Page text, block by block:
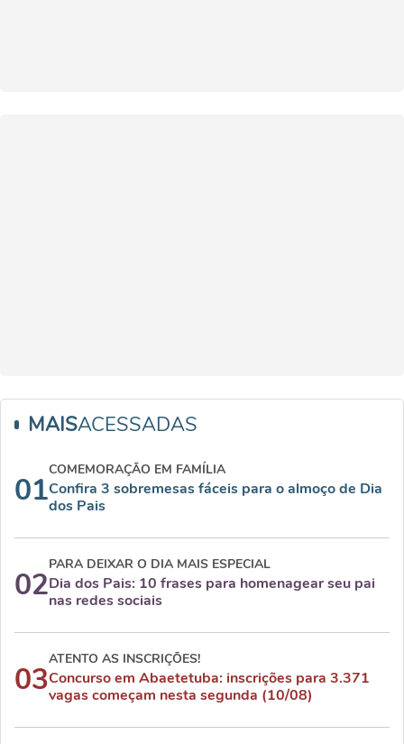
MAISACESSADAS
01
COMEMORAÇÃO EM FAMÍLIA
Confira 3 sobremesas fáceis para o almoço de Dia
dos Pais
02
PARA DEIXAR O DIA MAIS ESPECIAL
Dia dos Pais: 10 frases para homenagear seu pai
nas redes sociais
03
ATENTO AS INSCRIÇÕES!
Concurso em Abaetetuba: inscrições para 3.371
vagas começam nesta segunda (10/08)